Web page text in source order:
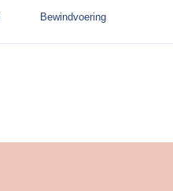
Bewindvoering